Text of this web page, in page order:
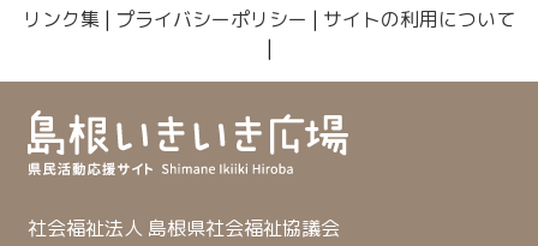
リンク集 | プライバシーポリシー | サイトの利用について
|
社会福祉法人 島根県社会福祉協議会